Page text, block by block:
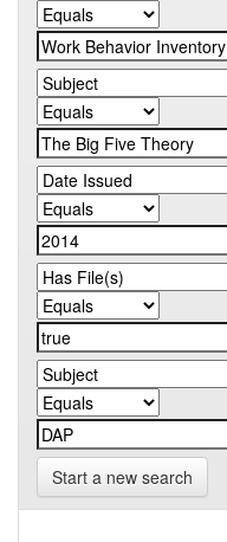
Start a new search